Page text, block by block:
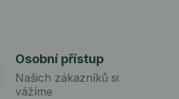
Osobní přístup
Našich zákazníků si
vážíme